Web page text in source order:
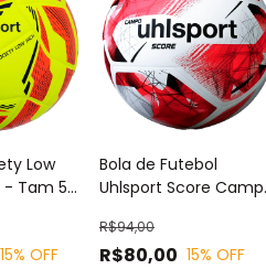
Low
- Tam 5 -
15% OFF
Bola de Futebol
Uhlsport Score
Padrão Oficial
R$80,00
R$94,00
15% OFF